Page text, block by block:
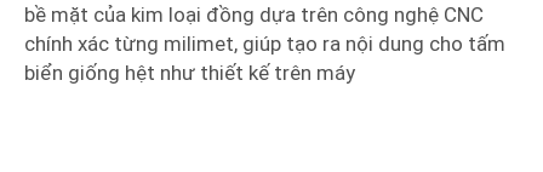
bề mặt của kim loại đồng dựa trên công nghệ CNC
chính xác từng milimet, giúp tạo ra nội dung cho tấm
biển giống hệt như thiết kế trên máy